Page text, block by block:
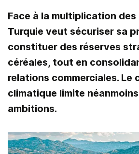
Face à la multiplication
Turquie veut sécuriser sa
constituer des réserves
céréales, tout en
relations commerciales. Le
climatique limite
ambitions.